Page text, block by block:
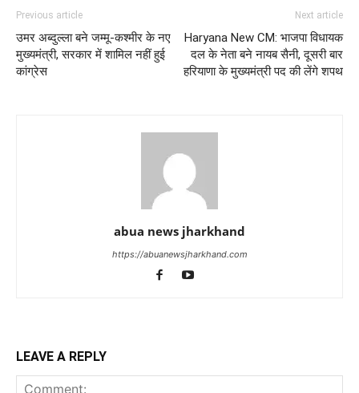
Previous article
उमर अब्दुल्ला बने जम्मू-कश्मीर के नए
मुख्यमंत्री, सरकार में शामिल नहीं हुई
कांग्रेस
Next article
Haryana New CM: भाजपा विधायक
दल के नेता बने नायब सैनी, दूसरी बार
हरियाणा के मुख्यमंत्री पद की लेंगे शपथ
abua news jharkhand
https://abuanewsjharkhand.com
LEAVE A REPLY